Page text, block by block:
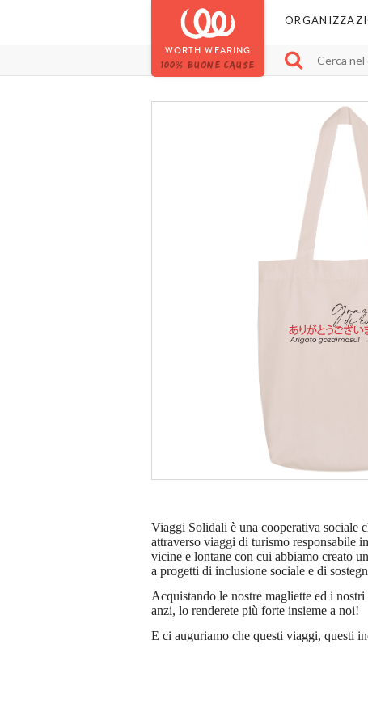
WORTH WEARING
100% BUONE CAUSE
Viaggi Solidali è una cooperativa sociale
attraverso viaggi di turismo responsabile
vicine e lontane con cui abbiamo creato
a progetti di inclusione sociale e di
Acquistando le nostre magliette ed i
anzi, lo renderete più forte insieme a noi!
E ci auguriamo che questi viaggi, questi